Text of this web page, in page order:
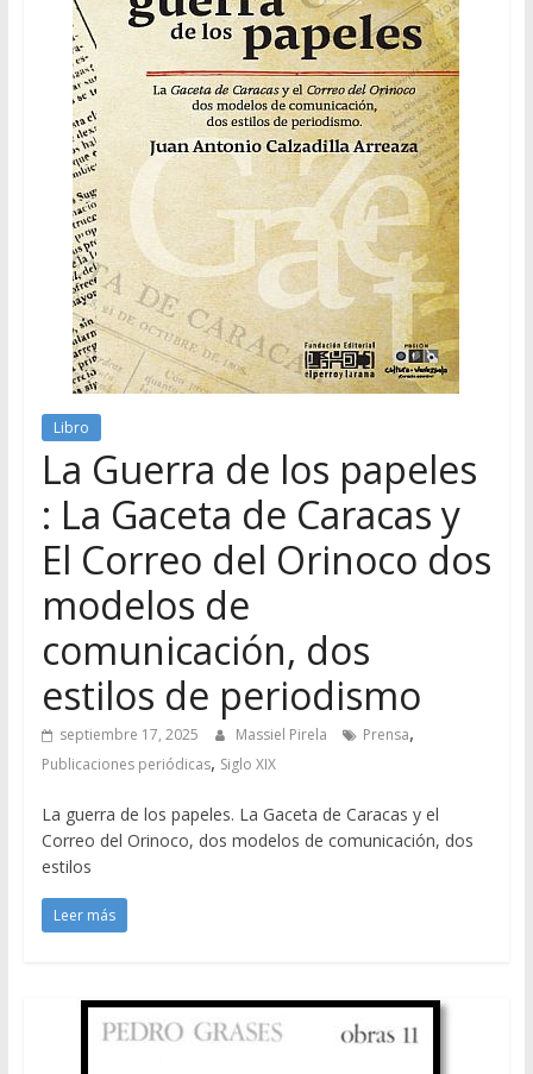
Libro
La Guerra de los papeles
: La Gaceta de Caracas y
El Correo del Orinoco dos
modelos de
comunicación, dos
estilos de periodismo
septiembre 17, 2025 Massiel Pirela Prensa,
Publicaciones periódicas, Siglo XIX
La guerra de los papeles. La Gaceta de Caracas y el
Correo del Orinoco, dos modelos de comunicación, dos
estilos
Leer más